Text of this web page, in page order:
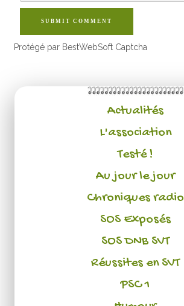
SUBMIT COMMENT
Protégé par BestWebSoft Captcha
Actualités
L'association
Testé !
Au jour le jour
Chroniques radio
SOS Exposés
SOS DNB SVT
Réussites en SVT
PSC 1